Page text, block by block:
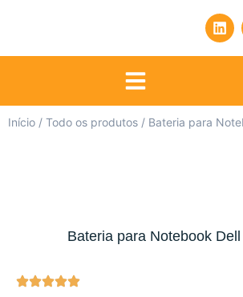
Início / Todo os produtos / Bateria para
Bateria para Notebook